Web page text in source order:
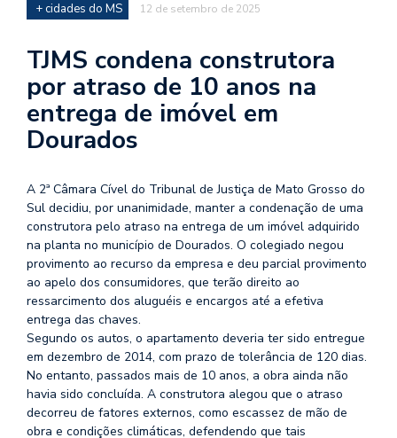
+ cidades do MS 12 de setembro de 2025
TJMS condena construtora
por atraso de 10 anos na
entrega de imóvel em
Dourados
A 2ª Câmara Cível do Tribunal de Justiça de Mato Grosso do
Sul decidiu, por unanimidade, manter a condenação de uma
construtora pelo atraso na entrega de um imóvel adquirido
na planta no município de Dourados. O colegiado negou
provimento ao recurso da empresa e deu parcial provimento
ao apelo dos consumidores, que terão direito ao
ressarcimento dos aluguéis e encargos até a efetiva
entrega das chaves.
Segundo os autos, o apartamento deveria ter sido entregue
em dezembro de 2014, com prazo de tolerância de 120 dias.
No entanto, passados mais de 10 anos, a obra ainda não
havia sido concluída. A construtora alegou que o atraso
decorreu de fatores externos, como escassez de mão de
obra e condições climáticas, defendendo que tais